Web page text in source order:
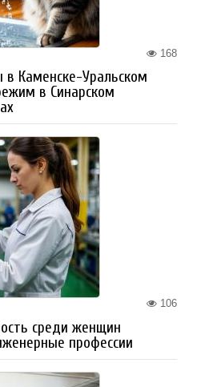
168
Каменске-Уральском
в Синарском
106
среди женщин
профессии